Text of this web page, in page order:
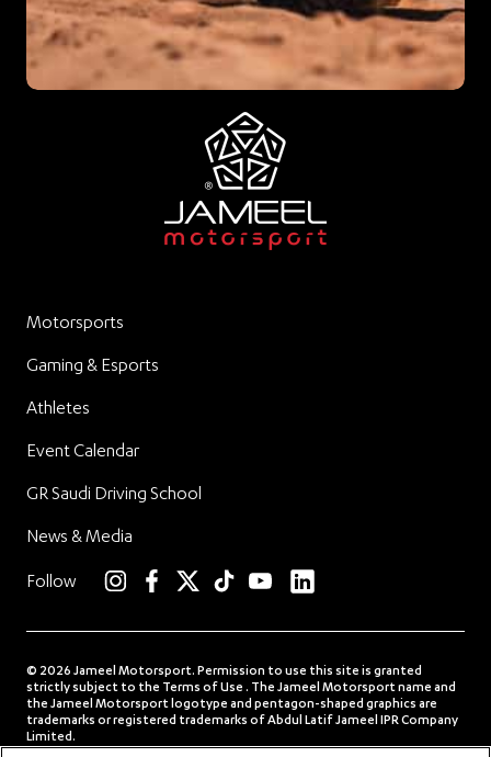
Motorsports
Gaming & Esports
Athletes
Event Calendar
GR Saudi Driving School
News & Media
Follow
© 2026 Jameel Motorsport. Permission to use this site is granted
strictly subject to the Terms of Use . The Jameel Motorsport name and
the Jameel Motorsport logotype and pentagon-shaped graphics are
trademarks or registered trademarks of Abdul Latif Jameel IPR Company
Limited.